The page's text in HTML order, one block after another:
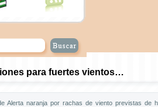
para fuertes vientos…
Alerta naranja por rachas de viento previstas de